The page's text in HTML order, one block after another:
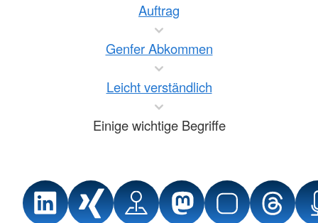
Auftrag
Genfer Abkommen
Leicht verständlich
Einige wichtige Begriffe